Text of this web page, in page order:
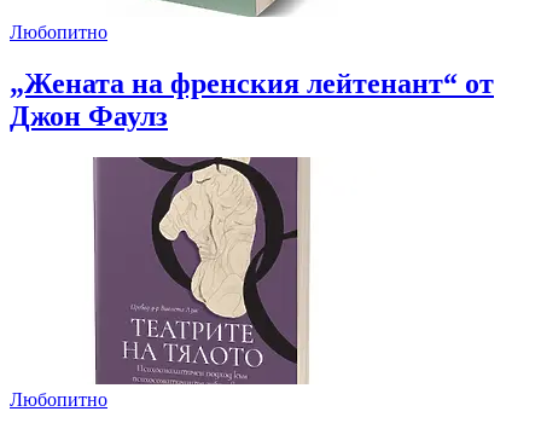
Любопитно
„Жената на френския лейтенант“ от
Джон Фаулз
Любопитно